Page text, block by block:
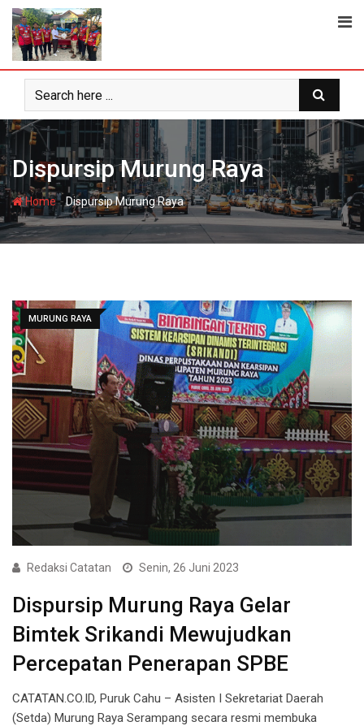
Skip
content
Dispursip Murung Raya
Home-Dispursip Murung Raya
MURUNG RAYA
Redaksi Catatan Senin, 26 Juni 2023
Dispursip Murung Raya Gelar
Bimtek Srikandi Mewujudkan
Percepatan Penerapan SPBE
CATATAN.CO.ID, Puruk Cahu – Asisten I Sekretariat Daerah
(Setda) Murung Raya Serampang secara resmi membuka